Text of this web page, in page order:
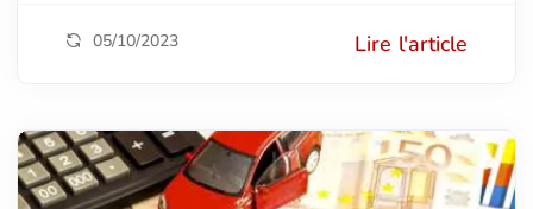
05/10/2023 Lire l'article